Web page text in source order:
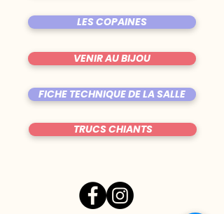
LES COPAINES
VENIR AU BIJOU
FICHE TECHNIQUE DE LA SALLE
TRUCS CHIANTS